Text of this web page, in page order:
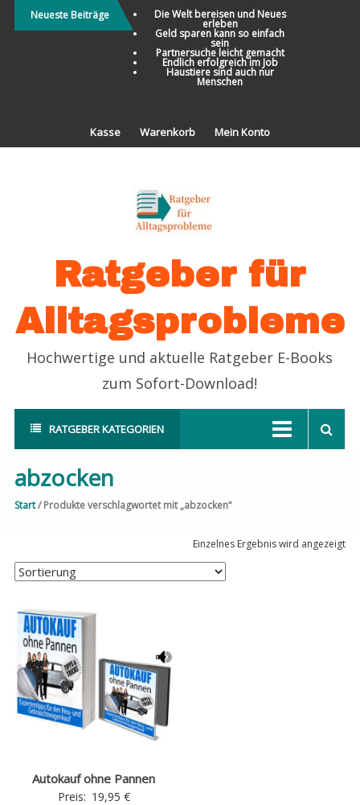
Direkt
zum
Neueste Beiträge Die Welt bereisen und Neues
erleben
Geld sparen kann so einfach
sein
Partnersuche leicht gemacht
Endlich erfolgreich im Job
Haustiere sind auch nur
Menschen
Kasse Warenkorb Mein Konto
Ratgeber für
Alltagsprobleme
Hochwertige und aktuelle Ratgeber E-Books
zum Sofort-Download!
RATGEBER KATEGORIEN
abzocken
Start/ Produkte verschlagwortet mit „abzocken“
Einzelnes Ergebnis wird angezeigt
Autokauf ohne Pannen
Preis: 19,95 €